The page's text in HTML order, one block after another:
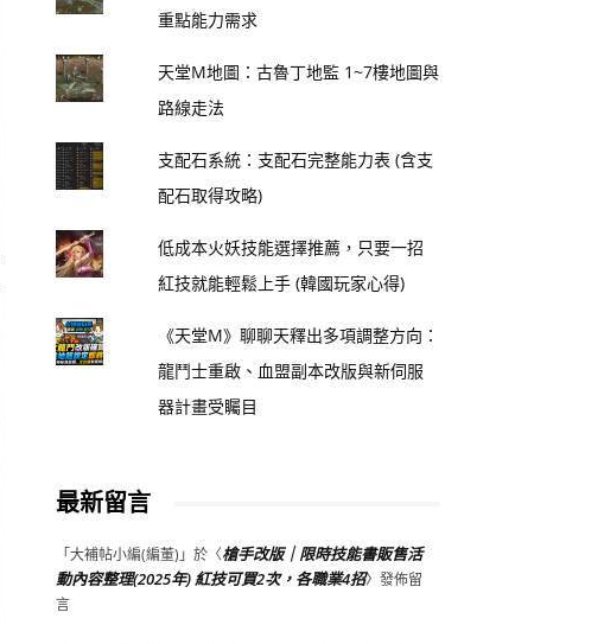
重點能力需求
天堂M地圖：古魯丁地監 1~7樓地圖與
路線走法
支配石系統：支配石完整能力表 (含支
配石取得攻略)
低成本火妖技能選擇推薦，只要一招
紅技就能輕鬆上手 (韓國玩家心得)
《天堂M》聊聊天釋出多項調整方向：
龍鬥士重啟、血盟副本改版與新伺服
器計畫受矚目
最新留言
「大補帖小編(編董) 」於〈槍手改版｜限時技能書販售活
動內容整理(2025年) 紅技可買2次，各職業4招〉發佈留
言